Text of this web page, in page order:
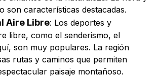
son características destacadas.
Aire Libre: Los deportes y
libre, como el senderismo, el
son muy populares. La región
rutas y caminos que permiten
paisaje montañoso.